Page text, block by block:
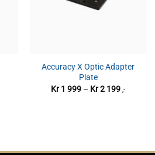
Accuracy X Optic Adapter
Plate
Kr1 999 – Kr2 199 ,-